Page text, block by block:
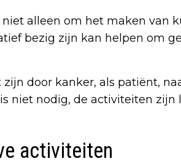
niet alleen om het maken van
bezig zijn kan helpen om
door kanker, als patiënt,
niet nodig, de activiteiten
activiteiten